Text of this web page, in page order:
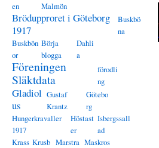
en
Malmön
Brödupproret i Göteborg
1917
Buskbö
na
Buskbön
or
Börja
blogga
Dahli
a
Föreningen
Släktdata
förodli
ng
Gladiol
us
Gustaf
Krantz
Götebo
rg
Hungerkravaller
1917
Höstast
er
Isbergssall
ad
Krass Krusb Marstra Maskros